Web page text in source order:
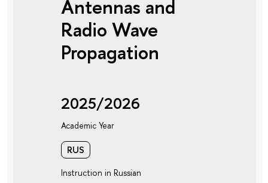
Antennas and
Radio Wave
Propagation
2025/2026
Academic Year
RUS
Instruction in Russian